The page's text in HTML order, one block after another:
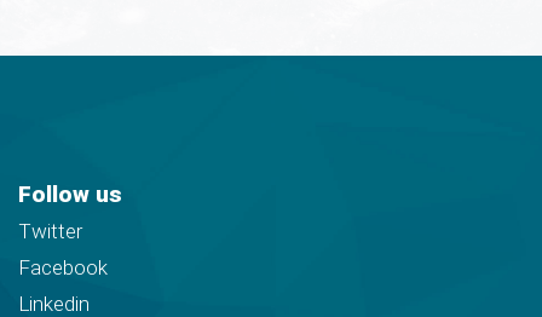
Follow us
Twitter
Facebook
Linkedin